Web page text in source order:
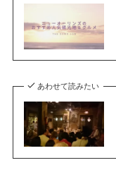
あわせて読みたい